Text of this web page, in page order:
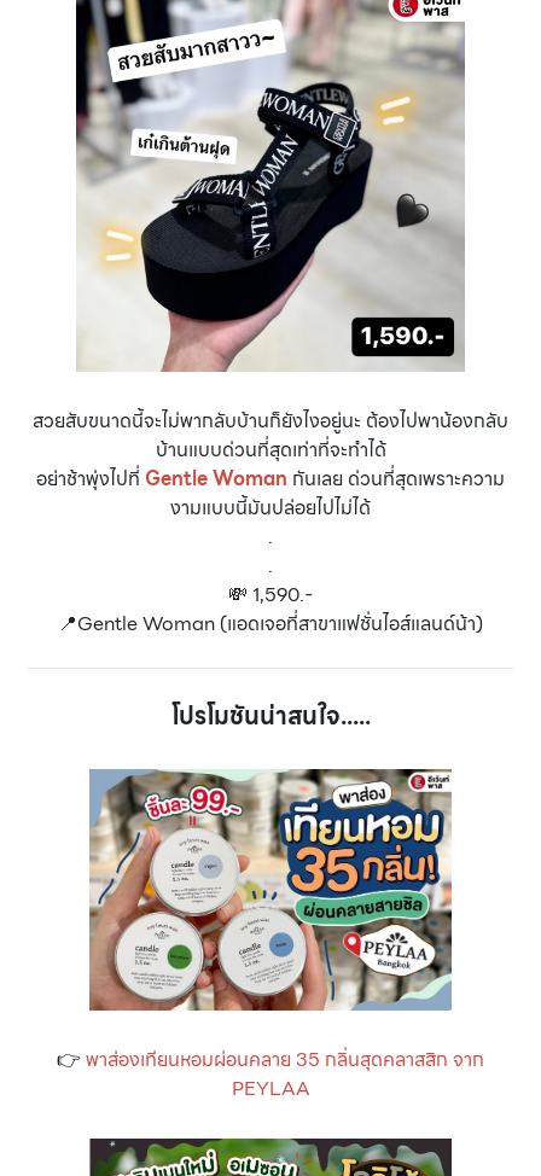
สวยสับขนาดนี้จะไม่พากลับบ้านก็ยังไงอยู่นะ ต้องไปพาน้องกลับ
บ้านแบบด่วนที่สุดเท่าที่จะทำได้
อย่าช้าพุ่งไปที่ Gentle Woman กันเลย ด่วนที่สุดเพราะความ
งามแบบนี้มันปล่อยไปไม่ได้
.
.
💸 1,590.-
📍Gentle Woman (แอดเจอที่สาขาแฟชั่นไอส์แลนด์น้า)
โปรโมชันน่าสนใจ.....
👉 พาส่องเทียนหอมผ่อนคลาย 35 กลิ่นสุดคลาสสิก จาก
PEYLAA